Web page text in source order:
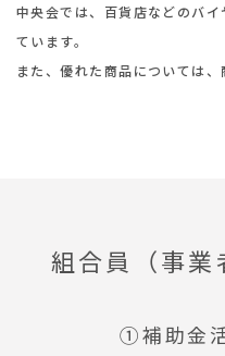
中央会では、百貨店などのバ
ています。
また、優れた商品については、
組合員（事業
➀補助金